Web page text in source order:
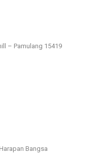
– Pamulang 15419
Bangsa